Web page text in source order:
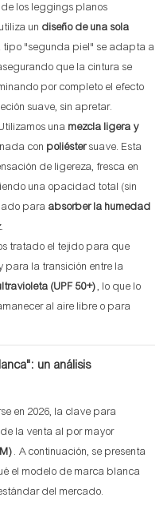
los leggings planos
un diseño de una sola
tipo "segunda piel" se adapta a
que la cintura se
por completo el efecto
suave, sin apretar.
una mezcla ligera y
con poliéstersuave. Esta
de ligereza, fresca en
una opacidad total (sin
para absorber la humedad
tratado el tejido para que
la transición entre la
(UPF 50+), lo que lo
al aire libre o para
un análisis
en 2026, la clave para
la venta al por mayor
. A continuación, se presenta
el modelo de marca blanca
del mercado.